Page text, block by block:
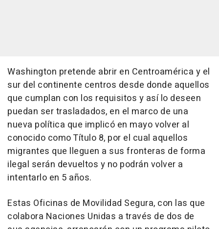
Washington pretende abrir en Centroamérica y el
sur del continente centros desde donde aquellos
que cumplan con los requisitos y así lo deseen
puedan ser trasladados, en el marco de una
nueva política que implicó en mayo volver al
conocido como Título 8, por el cual aquellos
migrantes que lleguen a sus fronteras de forma
ilegal serán devueltos y no podrán volver a
intentarlo en 5 años.
Estas Oficinas de Movilidad Segura, con las que
colabora Naciones Unidas a través de dos de